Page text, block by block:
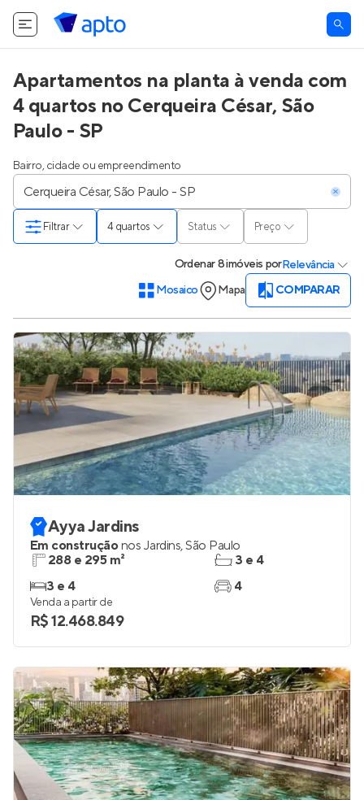
Apartamentos na planta à venda com
4 quartos no Cerqueira César, São
Paulo - SP
Bairro, cidade ou empreendimento
4 quartos Status Preço
Filtrar
Ordenar8 imóveis porRelevância
Mosaico
Mapa COMPARAR
Ayya Jardins
Em construçãonos Jardins,São Paulo
288 e 295 m²
3 e 4
3 e 4
4
Venda a partir de
R$ 12.468.849